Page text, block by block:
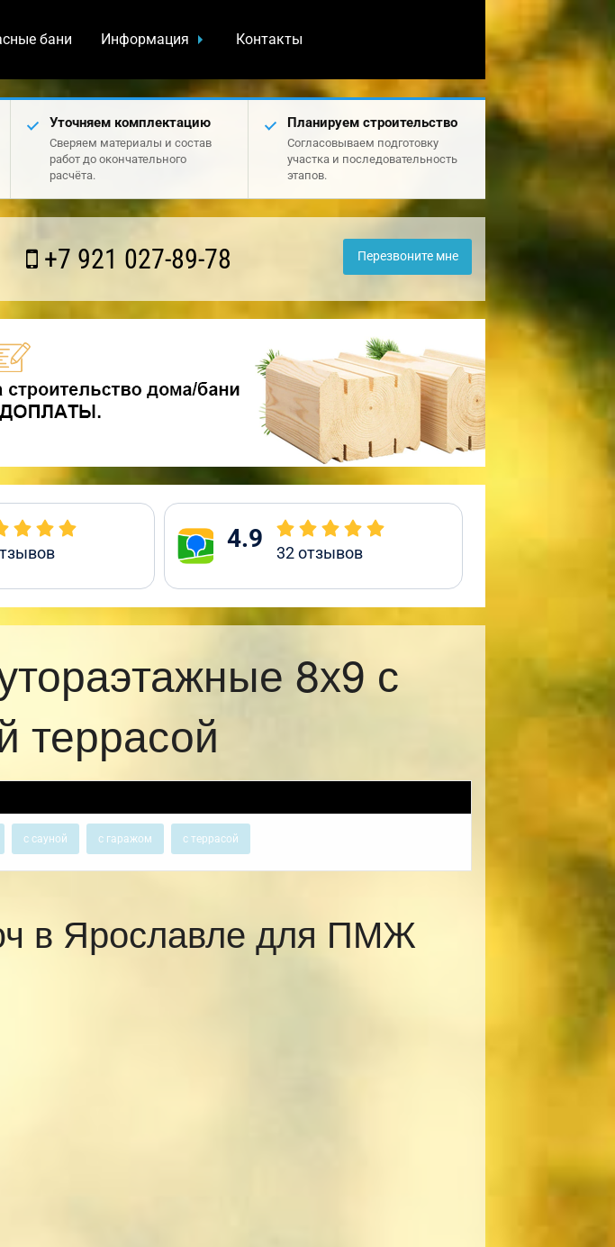
бани Информация Контакты
Уточняем комплектацию
Сверяем материалы и состав
работ до окончательного
расчёта.
Планируем строительство
Согласовываем подготовку
участка и последовательность
этапов.
+7 921 027-89-78 Перезвоните мне
4.9 32отзывов
8х9 с
террасой
с сауной с гаражом с террасой
в Ярославле для ПМЖ